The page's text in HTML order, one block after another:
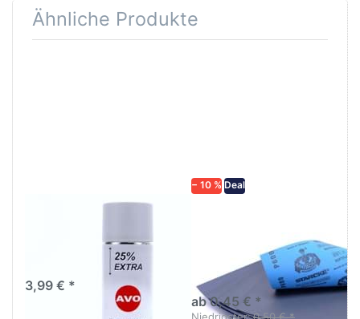
Ähnliche Produkte
3,99 € *
− 10 % Deal
diversen Körnungen
Nass-Schleifpapier zur nass
und trocken anwendung
ab 0,45 € *
Niedrigster:0,50 € *